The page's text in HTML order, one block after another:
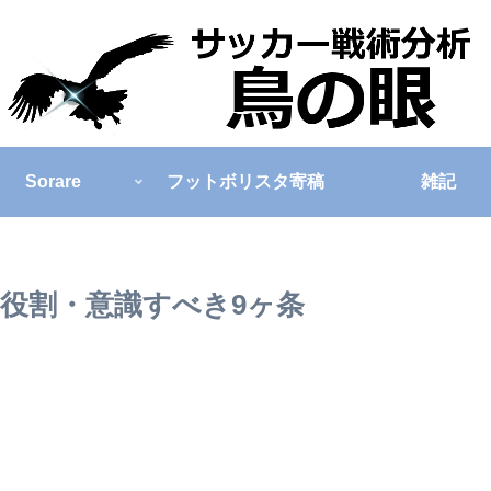
Sorare フットボリスタ寄稿 雑記
割・意識すべき9ヶ条